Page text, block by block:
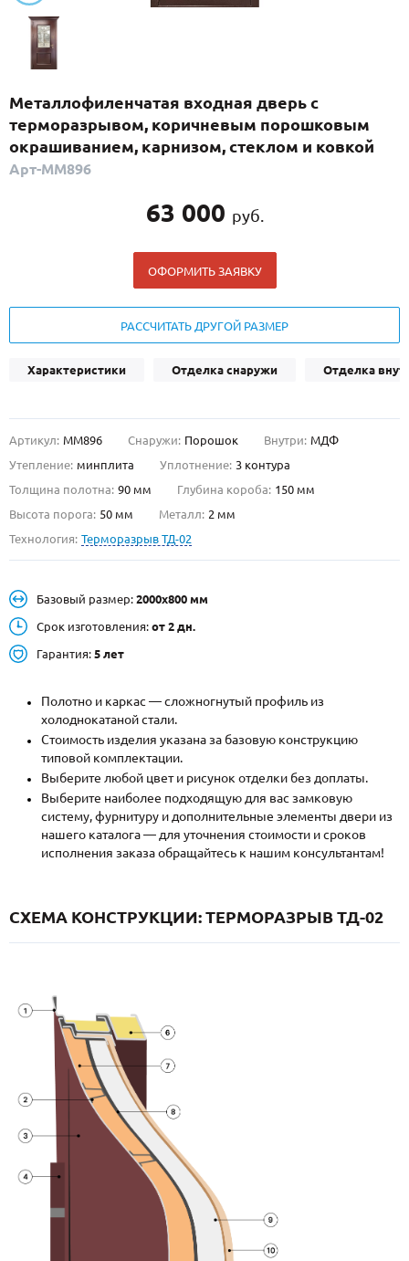
С реечным дизайном (29)
ПО НАЗНАЧЕНИЮ
ПО КОНСТРУКЦИИ
Популярные двери
ДОСТАВКА
О НАС
Металлические двери от производителя с доставкой и установкой в
НАЙТИ:
ЗАПРОСИТЬ РАСЧЕТ
Каталог Как купить
Записаться на замер
Металлофиленчатая входная дверь с
терморазрывом, коричневым порошковым
окрашиванием, карнизом, стеклом и ковкой
Арт-ММ896
63 000 руб.
ОФОРМИТЬ ЗАЯВКУ
РАССЧИТАТЬ ДРУГОЙ РАЗМЕР
Характеристики Отделка снаружи Отделка
Артикул: ММ896 Снаружи: Порошок Внутри: МДФ
Утепление: минплита Уплотнение: 3 контура
Толщина полотна: 90 мм Глубина короба: 150 мм
Высота порога: 50 мм Металл: 2 мм
Технология: Терморазрыв ТД-02
Базовый размер: 2000х800 мм
Срок изготовления: от 2 дн.
Гарантия: 5 лет
Полотно и каркас — сложногнутый профиль из
холоднокатаной стали.
Стоимость изделия указана за базовую конструкцию
типовой комплектации.
Выберите любой цвет и рисунок отделки без доплаты.
Выберите наиболее подходящую для вас замковую
систему, фурнитуру и дополнительные элементы двери из
нашего каталога — для уточнения стоимости и сроков
исполнения заказа обращайтесь к нашим консультантам!
СХЕМА КОНСТРУКЦИИ: ТЕРМОРАЗРЫВ ТД-02